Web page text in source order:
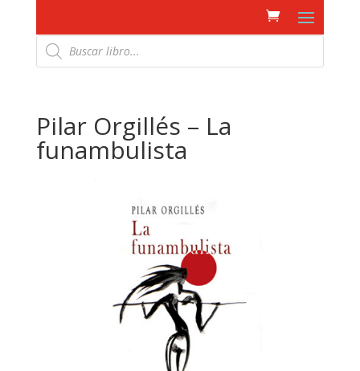
Búsqueda
de
productos
Pilar Orgillés – La
funambulista